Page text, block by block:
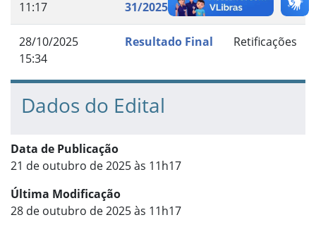
11:17
31/2025
28/10/2025
15:34
Resultado Final Retificações
Dados do Edital
Data de Publicação
21 de outubro de 2025 às 11h17
Última Modificação
28 de outubro de 2025 às 11h17